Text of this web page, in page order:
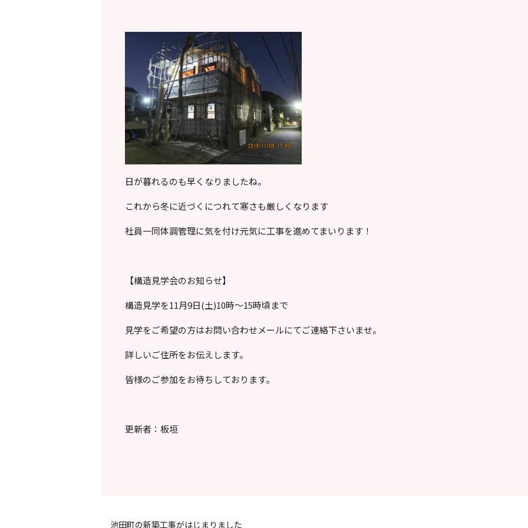
日が暮れるのも早くなりましたね。
これから冬に近づくにつれて寒さも厳しくなります
社員一同体調管理に気を付け元気に工事を進めてまいります！
【構造見学会のお知らせ】
構造見学を11月9日(土)10時～15時頃まで
見学をご希望の方はお問い合わせメールにてご連絡下さいませ。
詳しいご住所をお伝えします。
皆様のご参加をお待ちしております。
更新者：板垣
池田町の新築工事がはじまりました